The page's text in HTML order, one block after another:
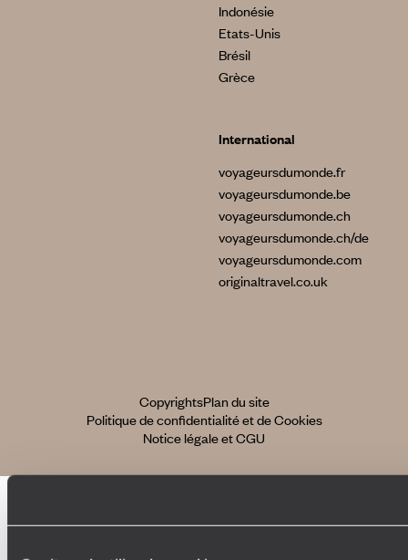
Indonésie
Etats-Unis
Brésil
Grèce
International
voyageursdumonde.fr
voyageursdumonde.be
voyageursdumonde.ch
voyageursdumonde.ch/de
voyageursdumonde.com
originaltravel.co.uk
CopyrightsPlan du site
Politique de confidentialité et de Cookies
Notice légale et CGU